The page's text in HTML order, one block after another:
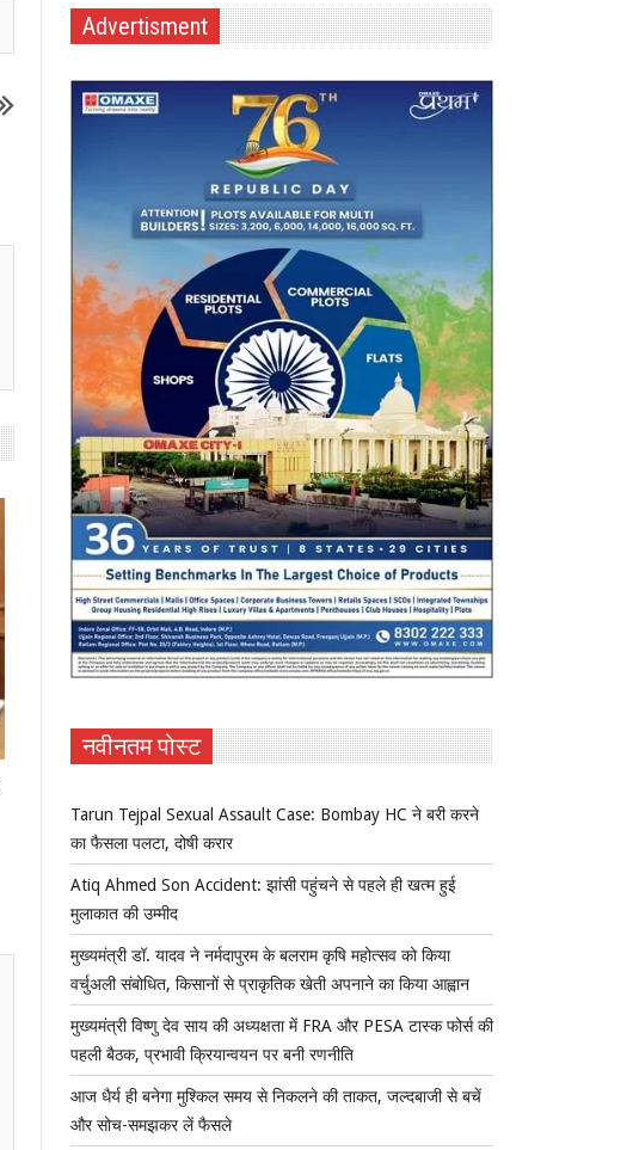
Advertisment
नवीनतम पोस्ट
Tarun Tejpal Sexual Assault Case: Bombay HC ने बरी करने
का फैसला पलटा, दोषी करार
Atiq Ahmed Son Accident: झांसी पहुंचने से पहले ही खत्म हुई
मुलाकात की उम्मीद
मुख्यमंत्री डॉ. यादव ने नर्मदापुरम के बलराम कृषि महोत्सव को किया
वर्चुअली संबोधित, किसानों से प्राकृतिक खेती अपनाने का किया आह्वान
मुख्यमंत्री विष्णु देव साय की अध्यक्षता में FRA और PESA टास्क फोर्स की
पहली बैठक, प्रभावी क्रियान्वयन पर बनी रणनीति
आज धैर्य ही बनेगा मुश्किल समय से निकलने की ताकत, जल्दबाजी से बचें
और सोच-समझकर लें फैसले